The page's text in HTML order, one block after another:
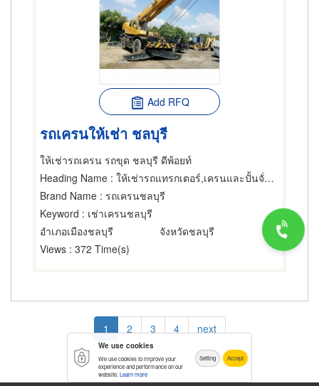
Add RFQ
รถเครนให้เช่า ชลบุรี
ให้เช่ารถเครน รถขุด ชลบุรี ดีพ้อยท์
Heading Name : ให้เช่ารถแทรกเตอร์,เครนและปั้นจั่น,บริการติดตั้งและโยกย้ายเครื่องจักรกล
Brand Name : รถเครนชลบุรี
Keyword : เช่าเครนชลบุรี
อำเภอเมืองชลบุรี
จังหวัดชลบุรี
Views : 372 Time(s)
Current
page
1 Page
2 Page
3 Page
4
Next
next
We use cookies
We use cookies to improve your
experience and performance on our
website. Learn more
Setting Accept